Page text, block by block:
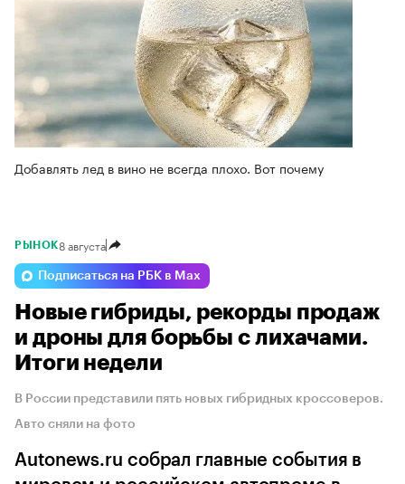
Добавлять лед в вино не всегда плохо. Вот почему
РЫНОК8 августа
Подписаться на РБК в Max
Новые гибриды, рекорды продаж
и дроны для борьбы с лихачами.
Итоги недели
В России представили пять новых гибридных кроссоверов.
Авто сняли на фото
Autonews.ru собрал главные события в